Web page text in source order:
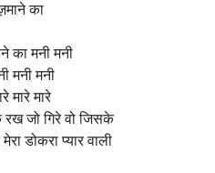
का
का मनी मनी
मनी मनी
मारे मारे
रख जो गिरे वो जिसके
डोकरा प्यार वाली